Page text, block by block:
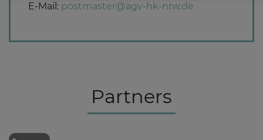
E-Mail: postmaster@agv-hk-nrw.de
Partners